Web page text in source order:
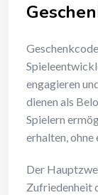
engagieren
dienen als
Spielern
erhalten, ohne
Der
Zufriedenheit